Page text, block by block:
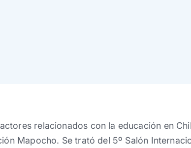
relacionados con la educación en
Mapocho. Se trató del 5º Salón